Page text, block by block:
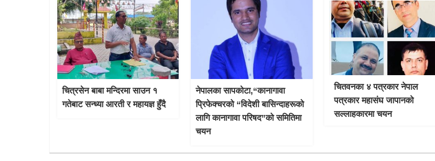
चित्रसेन बाबा मन्दिरमा साउन १
गतेबाट सन्ध्या आरती र महायज्ञ हुँदै
नेपालका सापकोटा,“कानागावा
प्रिफेक्चरको “विदेशी बासिन्दाहरूको
लागि कानागावा परिषद”को समितिमा
चयन
चितवनका ४ पत्रकार नेपाल
पत्रकार महासंघ जापानको
सल्लाहकारमा चयन